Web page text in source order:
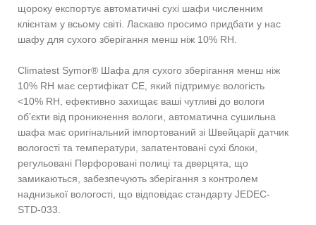
щороку експортує автоматичні сухі шафи численним
клієнтам у всьому світі. Ласкаво просимо придбати у нас
шафу для сухого зберігання менш ніж 10% RH.
Climatest Symor® Шафа для сухого зберігання менш ніж
10% RH має сертифікат CE, який підтримує вологість
<10% RH, ефективно захищає ваші чутливі до вологи
об’єкти від проникнення вологи, автоматична сушильна
шафа має оригінальний імпортований зі Швейцарії датчик
вологості та температури, запатентовані сухі блоки,
регульовані Перфоровані полиці та дверцята, що
замикаються, забезпечують зберігання з контролем
наднизької вологості, що відповідає стандарту JEDEC-
STD-033.